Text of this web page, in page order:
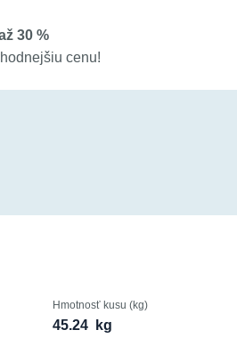
30 %
cenu!
Hmotnosť kusu (kg)
45.24 kg